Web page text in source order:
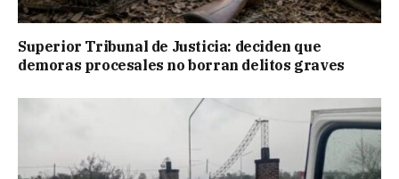
Superior Tribunal de Justicia: deciden que
demoras procesales no borran delitos graves